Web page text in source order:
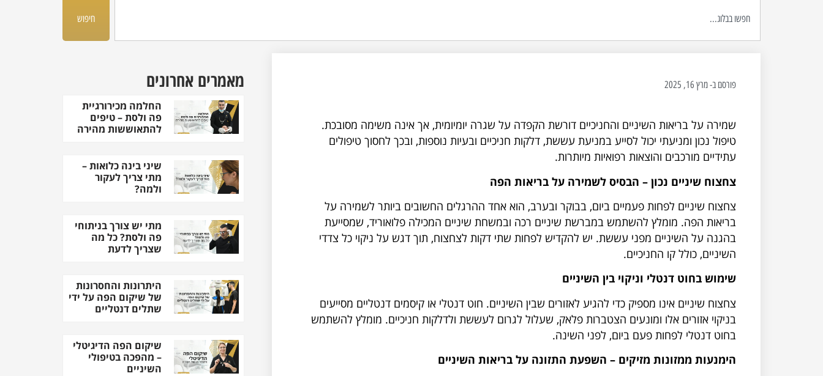
חיפוש
פורסם ב-מרץ 16, 2025
שמירה על בריאות השיניים והחניכיים דורשת הקפדה על שגרה יומיומית, אך אינה משימה מסובכת.
טיפול נכון ומניעתי יכול לסייע במניעת עששת, דלקות חניכיים ובעיות נוספות, ובכך לחסוך טיפולים
עתידיים מורכבים והוצאות רפואיות מיותרות.
צחצוח שיניים נכון – הבסיס לשמירה על בריאות הפה
צחצוח שיניים לפחות פעמיים ביום, בבוקר ובערב, הוא אחד ההרגלים החשובים ביותר לשמירה על
בריאות הפה. מומלץ להשתמש במברשת שיניים רכה ובמשחת שיניים המכילה פלואוריד, שמסייעת
בהגנה על השיניים מפני עששת. יש להקדיש לפחות שתי דקות לצחצוח, תוך דגש על ניקוי כל צדדי
השיניים, כולל קו החניכיים.
שימוש בחוט דנטלי וניקוי בין השיניים
צחצוח שיניים אינו מספיק כדי להגיע לאזורים שבין השיניים. חוט דנטלי או קיסמים דנטליים מסייעים
בניקוי אזורים אלו ומונעים הצטברות פלאק, שעלול לגרום לעששת ולדלקות חניכיים. מומלץ להשתמש
בחוט דנטלי לפחות פעם ביום, לפני השינה.
הימנעות ממזונות מזיקים – השפעת התזונה על בריאות השיניים
מאמרים אחרונים
החלמה מכירורגיית
פה ולסת – טיפים
להתאוששות מהירה
שיני בינה כלואות –
מתי צריך לעקור
ולמה?
מתי יש צורך בניתוחי
פה ולסת? כל מה
שצריך לדעת
היתרונות והחסרונות
של שיקום הפה על ידי
שתלים דנטליים
שיקום הפה הדיגיטלי
– מהפכה בטיפולי
השיניים